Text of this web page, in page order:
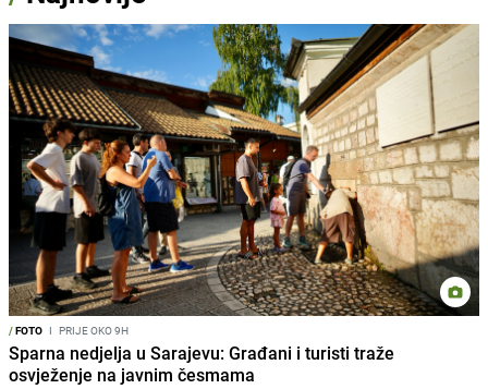
/FOTO I PRIJE OKO 9H
Sparna nedjelja u Sarajevu: Građani i turisti traže
osvježenje na javnim česmama